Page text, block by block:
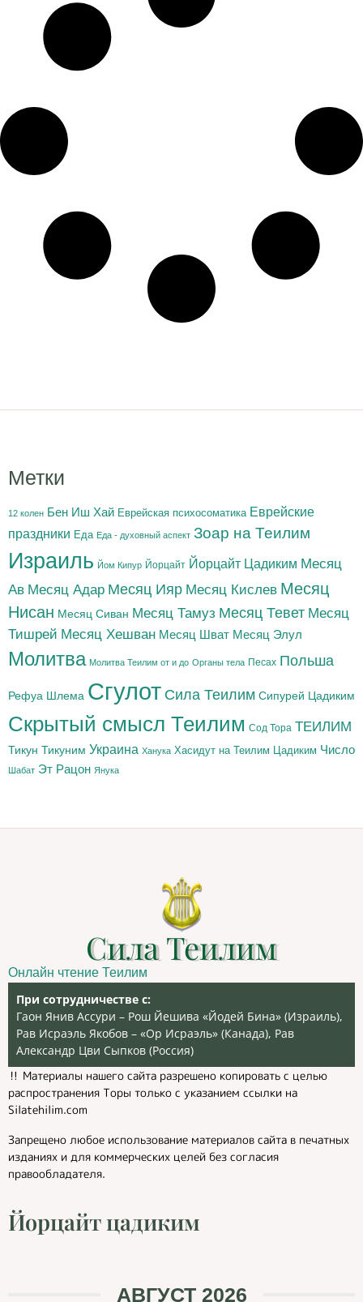
Метки
12 колен Бен Иш Хай Еврейская психосоматика Еврейские
праздники Еда Еда - духовный аспект Зоар на Теилим
Израиль Йом Кипур Йорцайт Йорцайт Цадиким Месяц
Ав Месяц Адар Месяц Ияр Месяц Кислев Месяц
Нисан Месяц Сиван Месяц Тамуз Месяц Тевет Месяц
Тишрей Месяц Хешван Месяц Шват Месяц Элул
Молитва Молитва Теилим от и до Органы тела Песах Польша
Рефуа Шлема Сгулот Сила Теилим Сипурей Цадиким
Скрытый смысл Теилим Сод Тора ТЕИЛИМ
Тикун Тикуним Украина Ханука Хасидут на Теилим Цадиким Число
Шабат Эт Рацон Янука
Сила Теилим
Онлайн чтение Теилим
При сотрудничестве с:
Гаон Янив Ассури – Рош Йешива «Йодей Бина» (Израиль),
Рав Исраэль Якобов – «Ор Исраэль» (Канада), Рав
Александр Цви Сыпков (Россия)
‼️ Материалы нашего сайта разрешено копировать с целью
распространения Торы только с указанием ссылки на
Silatehilim.com
Запрещено любое использование материалов сайта в печатных
изданиях и для коммерческих целей без согласия
правообладателя.
Йорцайт цадиким
АВГУСТ 2026